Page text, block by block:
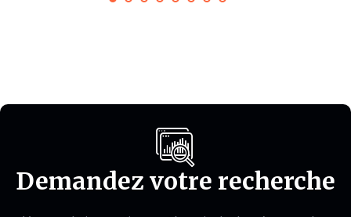
Demandez votre recherche